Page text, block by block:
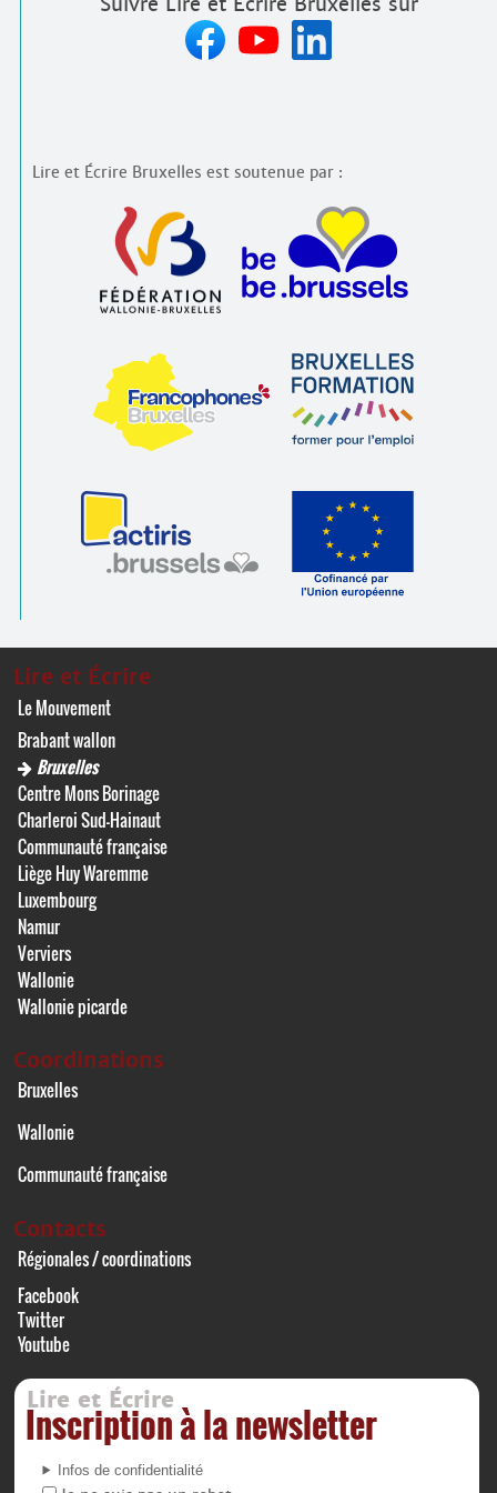
Lire et Écrire Bruxelles est soutenue par :
Lire et Écrire
Le Mouvement
Brabant wallon
Bruxelles
Centre Mons Borinage
Charleroi Sud-Hainaut
Communauté française
Liège Huy Waremme
Luxembourg
Namur
Verviers
Wallonie
Wallonie picarde
Coordinations
Bruxelles
Wallonie
Communauté française
Contacts
Régionales / coordinations
Facebook
Twitter
Youtube
Lire et Écrire
Inscription à la newsletter
Infos de confidentialité